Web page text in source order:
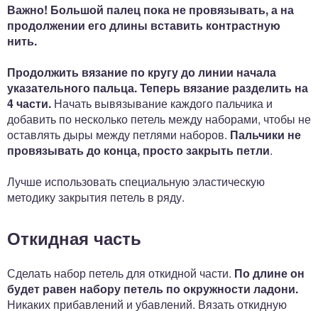
Важно! Большой палец пока не провязывать, а на
продолжении его длины вставить контрастную
нить.
Продолжить вязание по кругу до линии начала
указательного пальца. Теперь вязание разделить на
4 части. Начать вывязывание каждого пальчика и
добавить по несколько петель между наборами, чтобы не
оставлять дыры между петлями наборов. Пальчики не
провязывать до конца, просто закрыть петли.
Лучше использовать специальную эластическую
методику закрытия петель в ряду.
Откидная часть
Сделать набор петель для откидной части. По длине он
будет равен набору петель по окружности ладони.
Никаких прибавлений и убавлений. Вязать откидную